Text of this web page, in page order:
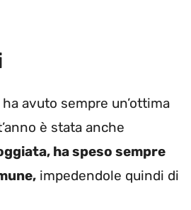
avuto sempre un’ottima
è stata anche
ha speso sempre
impedendole quindi di